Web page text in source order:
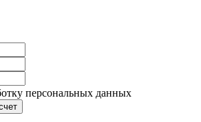
персональных данных
счет